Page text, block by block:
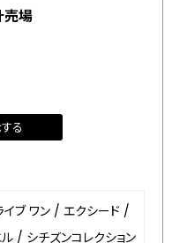
売場
る
イブ ワン / エクシード /
/ シチズンコレクション